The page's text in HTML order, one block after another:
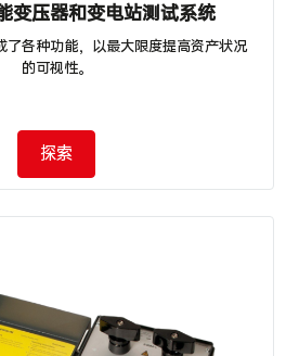
变压器和变电站测试系统
了各种功能，以最大限度提高资产状况
的可视性。
探索